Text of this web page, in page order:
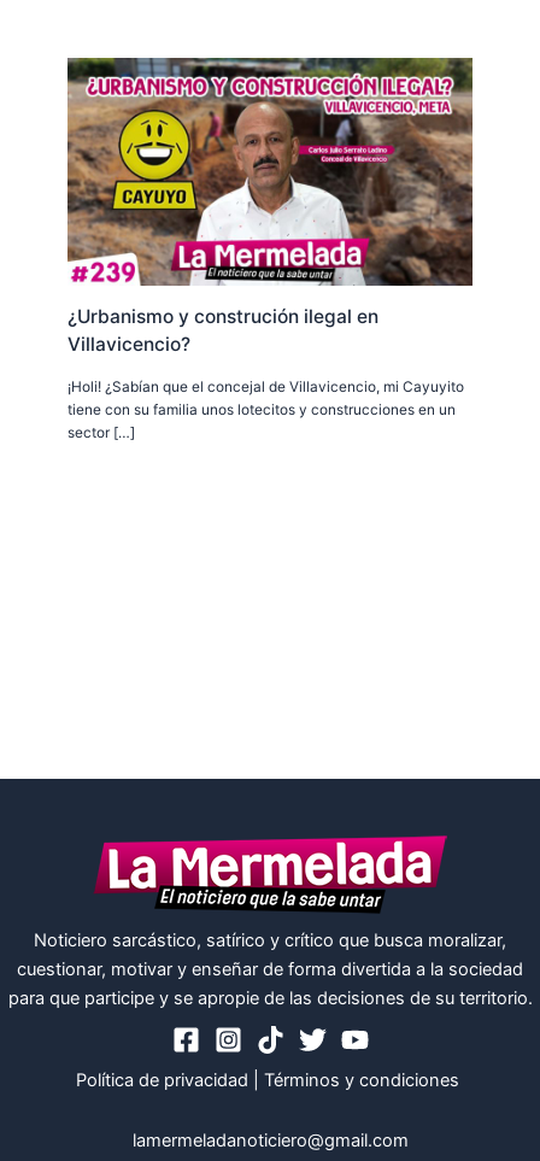
¿Urbanismo y construción ilegal en
Villavicencio?
¡Holi! ¿Sabían que el concejal de Villavicencio, mi Cayuyito
tiene con su familia unos lotecitos y construcciones en un
sector […]
Noticiero sarcástico, satírico y crítico que busca moralizar,
cuestionar, motivar y enseñar de forma divertida a la sociedad
para que participe y se apropie de las decisiones de su territorio.
Política de privacidad Términos y condiciones
lamermeladanoticiero@gmail.com